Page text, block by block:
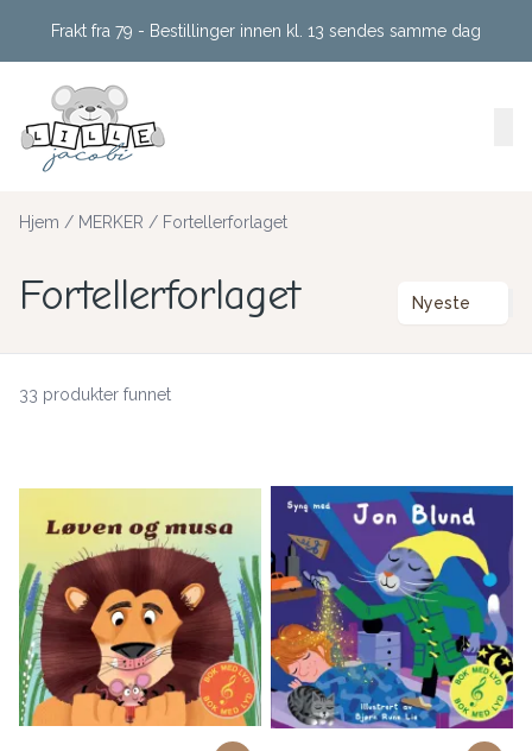
Frakt fra 79 - Bestillinger innen kl. 13 sendes samme dag
Hjem / MERKER / Fortellerforlaget
Fortellerforlaget Nyeste
33 produkter funnet